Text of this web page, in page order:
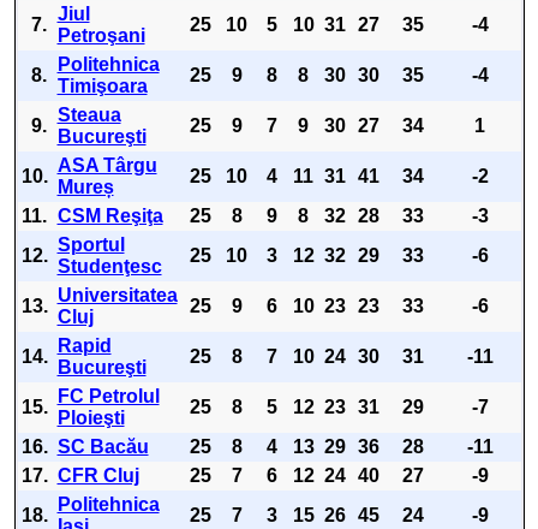
7.
Jiul
Petroşani
25 10 5 10 31 27 35 -4
8.
Politehnica
Timişoara
25 9 8 8 30 30 35 -4
9.
Steaua
Bucureşti
25 9 7 9 30 27 34 1
10.
ASA Târgu
Mureș
25 10 4 11 31 41 34
-2
11. CSM Reşiţa 25 8 9 8 32 28 33
-3
12.
Sportul
Studenţesc
25 10 3 12 32 29 33 -6
13.
Universitatea
Cluj
25 9 6 10 23 23 33 -6
14.
Rapid
Bucureşti
25 8 7 10 24 30 31 -11
15.
FC Petrolul
Ploieşti
25 8 5 12 23 31 29
-7
16. SC Bacău 25 8 4 13 29 36 28
-11
17. CFR Cluj 25 7 6 12 24 40 27
-9
18.
Politehnica
25 7 3 15 26 45 24 -9